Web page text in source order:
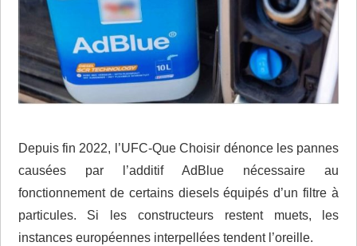
Depuis fin 2022, l’UFC-Que Choisir dénonce les pannes
causées par l’additif AdBlue nécessaire au
fonctionnement de certains diesels équipés d’un filtre à
particules. Si les constructeurs restent muets, les
instances européennes interpellées tendent l’oreille.